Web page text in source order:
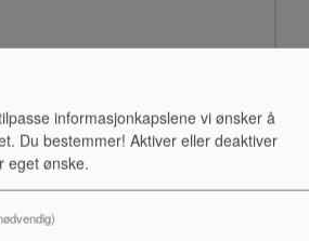
informasjonkapslene vi ønsker å
Du bestemmer! Aktiver eller deaktiver
eget ønske.